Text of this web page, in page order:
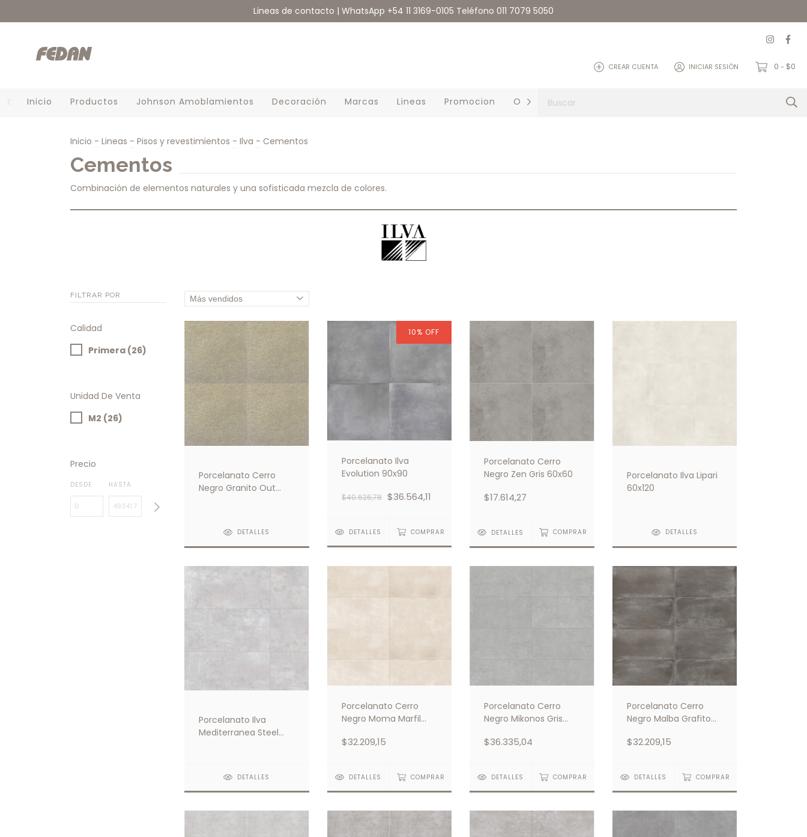
Lineas de contacto | WhatsApp +54 11 3169-0105 Teléfono 011 7079 5050
CREAR CUENTA INICIAR SESIÓN 0 - $0
Inicio Productos Johnson Amoblamientos Decoración Marcas Lineas Promocion Outlet Quienes somos
Inicio - Lineas - Pisos y revestimientos - Ilva - Cementos
Cementos
Combinación de elementos naturales y una sofisticada mezcla de colores.
FILTRAR POR
Calidad
Primera (26)
Unidad De Venta
M2 (26)
Precio
DESDE HASTA
Porcelanato Cerro
Negro Granito Out
DETALLES
10% OFF
Porcelanato Ilva
Evolution 90x90
$40.626,78 $36.564,11
DETALLES COMPRAR
Porcelanato Cerro
Negro Zen Gris 60x60
$17.614,27
DETALLES COMPRAR
Porcelanato Ilva Lipari
60x120
DETALLES
Porcelanato Ilva
Mediterranea Steel
DETALLES
Porcelanato Cerro
Negro Moma Marfil
$32.209,15
DETALLES COMPRAR
Porcelanato Cerro
Negro Mikonos Gris
$36.335,04
DETALLES COMPRAR
Porcelanato Cerro
Negro Malba Grafito
$32.209,15
DETALLES COMPRAR